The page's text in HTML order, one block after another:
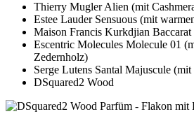
Thierry Mugler Alien (mit
Estee Lauder Sensuous (mit
Maison Francis Kurkdjian
Escentric Molecules Molecule 01
Zedernholz)
Serge Lutens Santal Majuscule
DSquared2 Wood